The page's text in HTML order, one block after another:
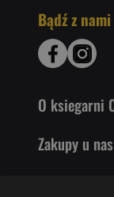
Bądź z
O ksiegarni
Zakupy u nas